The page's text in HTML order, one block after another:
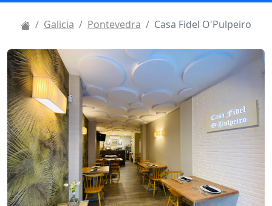
Galicia Pontevedra Casa Fidel O'Pulpeiro